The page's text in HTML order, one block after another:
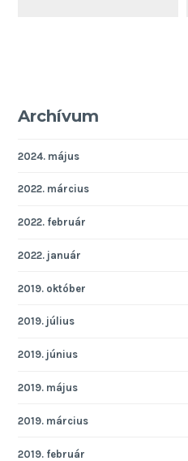
Archívum
2024. május
2022. március
2022. február
2022. január
2019. október
2019. július
2019. június
2019. május
2019. március
2019. február